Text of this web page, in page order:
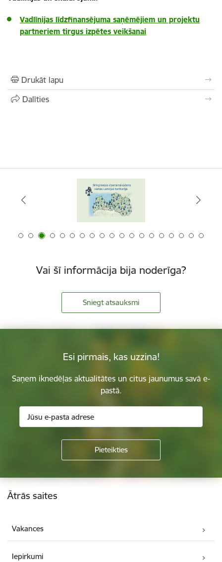
Vadlīnijas līdzfinansējuma saņēmējiem un projektu
partneriem tirgus izpētes veikšanai
Drukāt lapu
Dalīties
Vai šī informācija bija noderīga?
Sniegt atsauksmi
Esi pirmais, kas uzzina!
Saņem iknedēļas aktualitātes un citus jaunumus savā e-
pastā.
Kājene
Ātrās saites
Vakances
Iepirkumi